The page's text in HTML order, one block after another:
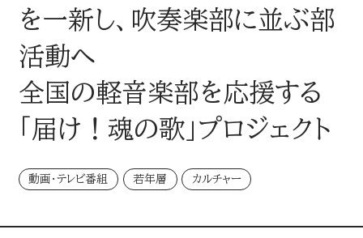
LINEUP
MEDIA
を一新し、吹奏楽部に並ぶ部
活動へ
全国の軽音楽部を応援する
「届け！魂の歌」プロジェクト
動画・テレビ番組 若年層 カルチャー